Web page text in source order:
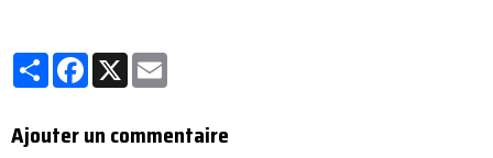
PartagerFacebook
X
Ajouter un commentaire